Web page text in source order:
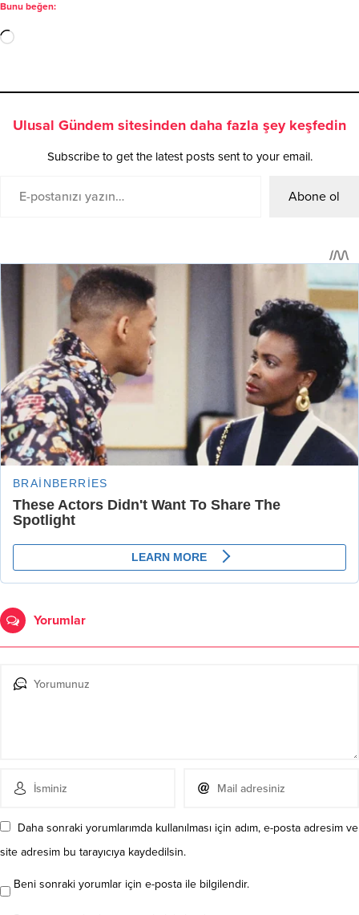
Bunu beğen:
Ulusal Gündem sitesinden daha fazla şey keşfedin
Subscribe to get the latest posts sent to your email.
Abone ol
Yorumlar
Daha sonraki yorumlarımda kullanılması için adım, e-posta adresim ve
site adresim bu tarayıcıya kaydedilsin.
Beni sonraki yorumlar için e-posta ile bilgilendir.